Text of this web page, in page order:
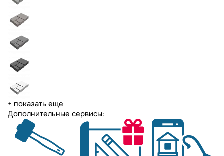
+ показать еще
Дополнительные сервисы: